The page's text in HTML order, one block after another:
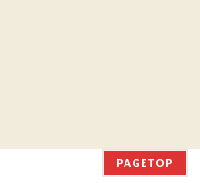
PAGETOP